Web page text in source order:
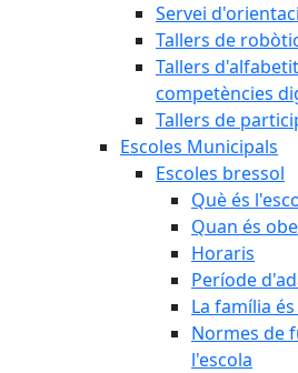
Servei
Tallers de
Tallers
competències
Tallers de
Escoles Municipals
Escoles bressol
Què és
Quan és
Horaris
Període
La família
Normes de
l'escola